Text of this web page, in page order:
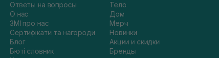
Ответы на вопросы
О нас
ЗМІ про нас
Сертифікати та нагороди
Блог
Бюті словник
Тело
Дом
Мерч
Новинки
Акции и скидки
Бренды